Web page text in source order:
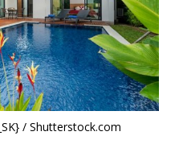
/ Shutterstock.com